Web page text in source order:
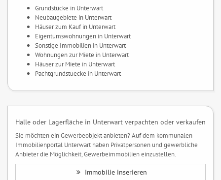
Grundstücke in Unterwart
Neubaugebiete in Unterwart
Häuser zum Kauf in Unterwart
Eigentumswohnungen in Unterwart
Sonstige Immobilien in Unterwart
Wohnungen zur Miete in Unterwart
Häuser zur Miete in Unterwart
Pachtgrundstuecke in Unterwart
Halle oder Lagerfläche in Unterwart verpachten oder verkaufen
Sie möchten ein Gewerbeobjekt anbieten? Auf dem kommunalen
Immobilienportal Unterwart haben Privatpersonen und gewerbliche
Anbieter die Möglichkeit, Gewerbeimmobilien einzustellen.
Immobilie inserieren